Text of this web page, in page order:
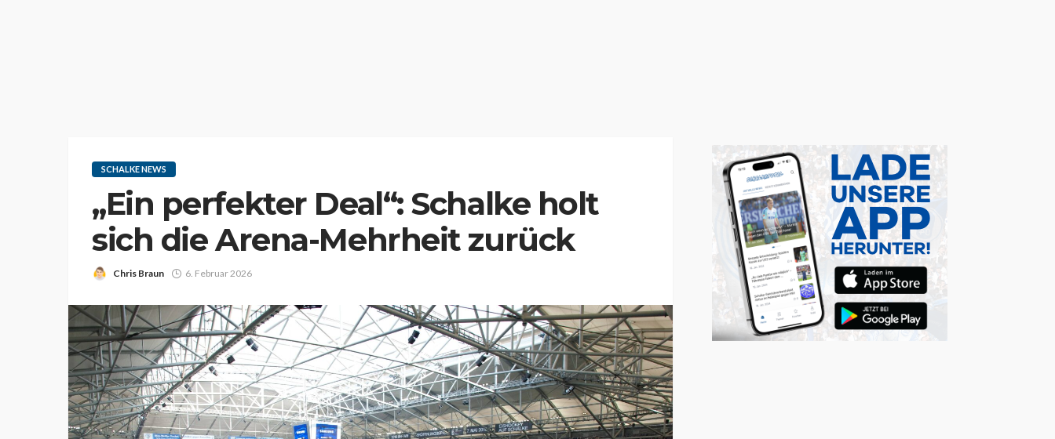
SCHALKE NEWS
„Ein perfekter Deal“: Schalke holt
sich die Arena-Mehrheit zurück
Chris Braun 6. Februar 2026